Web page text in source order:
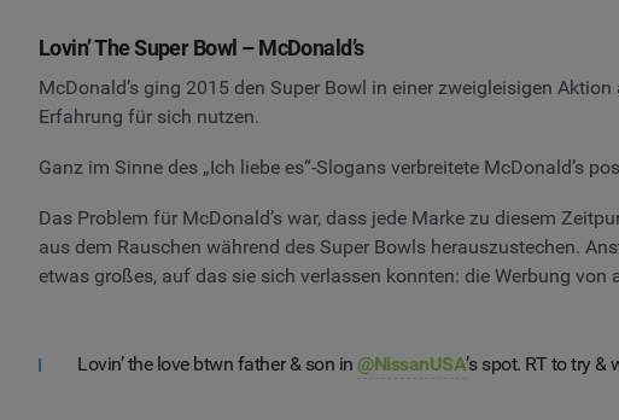
Lovin’ The Super Bowl – McDonald’s
McDonald’s ging 2015 den Super Bowl in einer zweigleisigen
Erfahrung für sich nutzen.
Ganz im Sinne des „Ich liebe es“-Slogans verbreitete McDonald’s
Das Problem für McDonald’s war, dass jede Marke zu diesem
aus dem Rauschen während des Super Bowls herauszustechen.
etwas großes, auf das sie sich verlassen konnten: die Werbung von
Lovin’ the love btwn father & son in @NissanUSA’s spot. RT to try